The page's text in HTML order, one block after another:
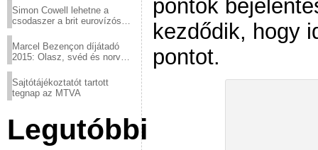
Simon Cowell lehetne a
csodaszer a brit eurovízós
Marcel Bezençon díjátadó
2015: Olasz, svéd és norvég
Sajtótájékoztatót tartott
tegnap az MTVA
Legutóbbi
pontok
kezdődik, hogy
pontot.